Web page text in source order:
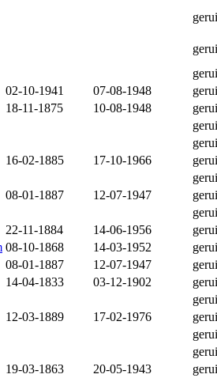
02-10-1941 07-08-1948
18-11-1875 10-08-1948
16-02-1885 17-10-1966
08-01-1887 12-07-1947
22-11-1884 14-06-1956
08-10-1868 14-03-1952
08-01-1887 12-07-1947
14-04-1833 03-12-1902
12-03-1889 17-02-1976
19-03-1863 20-05-1943